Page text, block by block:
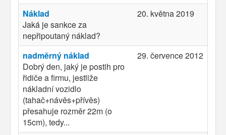
Náklad
Jaká je sankce za
nepřipoutaný náklad?
20. května 2019
nadměrný náklad
Dobrý den, jaký je postih pro
řidiče a firmu, jestliže
nákladní vozidlo
(tahač+návěs+přívěs)
přesahuje rozměr 22m (o
15cm), tedy...
29. července 2012